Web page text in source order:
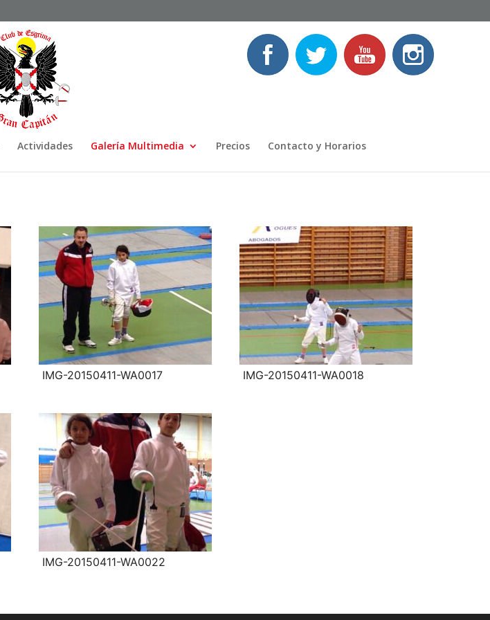
Actividades Galería Multimedia Precios Contacto y Horarios
IMG-20150411-WA0017 IMG-20150411-WA0018
IMG-20150411-WA0022